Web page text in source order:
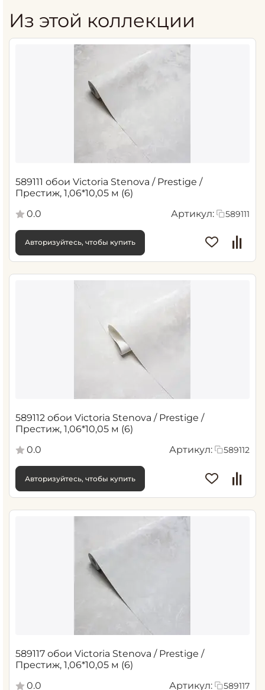
Из этой коллекции
589111 обои Victoria Stenova / Prestige /
Престиж, 1,06*10,05 м (6)
0.0
Артикул: 589111
Авторизуйтесь, чтобы купить
589112 обои Victoria Stenova / Prestige /
Престиж, 1,06*10,05 м (6)
0.0
Артикул: 589112
Авторизуйтесь, чтобы купить
589117 обои Victoria Stenova / Prestige /
Престиж, 1,06*10,05 м (6)
0.0
Артикул: 589117